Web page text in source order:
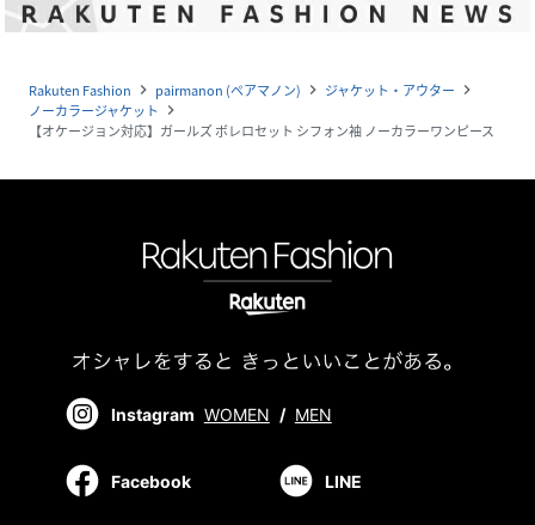
Rakuten Fashion navigate_next pairmanon (ペアマノン) navigate_next ジャケット・アウター navigate_next
ノーカラージャケット navigate_next
【オケージョン対応】ガールズ ボレロセット シフォン袖 ノーカラーワンピース
Instagram WOMEN / MEN
Facebook LINE